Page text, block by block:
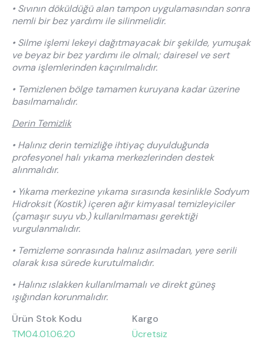
• Sıvının döküldüğü alan tampon uygulamasından sonra
nemli bir bez yardımı ile silinmelidir.
• Silme işlemi lekeyi dağıtmayacak bir şekilde, yumuşak
ve beyaz bir bez yardımı ile olmalı; dairesel ve sert
ovma işlemlerinden kaçınılmalıdır.
• Temizlenen bölge tamamen kuruyana kadar üzerine
basılmamalıdır.
Derin Temizlik
• Halınız derin temizliğe ihtiyaç duyulduğunda
profesyonel halı yıkama merkezlerinden destek
alınmalıdır.
• Yıkama merkezine yıkama sırasında kesinlikle Sodyum
Hidroksit (Kostik) içeren ağır kimyasal temizleyiciler
(çamaşır suyu vb.) kullanılmaması gerektiği
vurgulanmalıdır.
• Temizleme sonrasında halınız asılmadan, yere serili
olarak kısa sürede kurutulmalıdır.
• Halınız ıslakken kullanılmamalı ve direkt güneş
ışığından korunmalıdır.
Ürün Stok Kodu
TM04.01.06.20
Kargo
Ücretsiz